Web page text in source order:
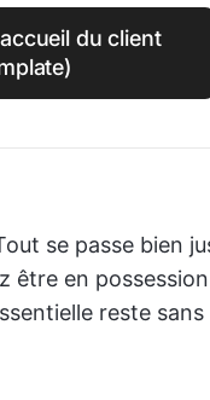
du client
se passe bien
être en
reste